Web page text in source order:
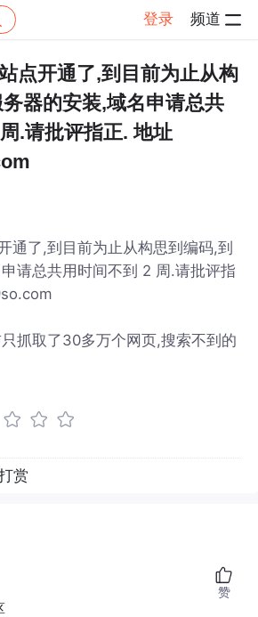
登录 频道
帖子详情
点开通了,到目前为止从构
器的安装,域名申请总共
.请批评指正. 地址
通了,到目前为止从构思到编码,到
请总共用时间不到 2 周.请批评指
抓取了30多万个网页,搜索不到的
赏
赞